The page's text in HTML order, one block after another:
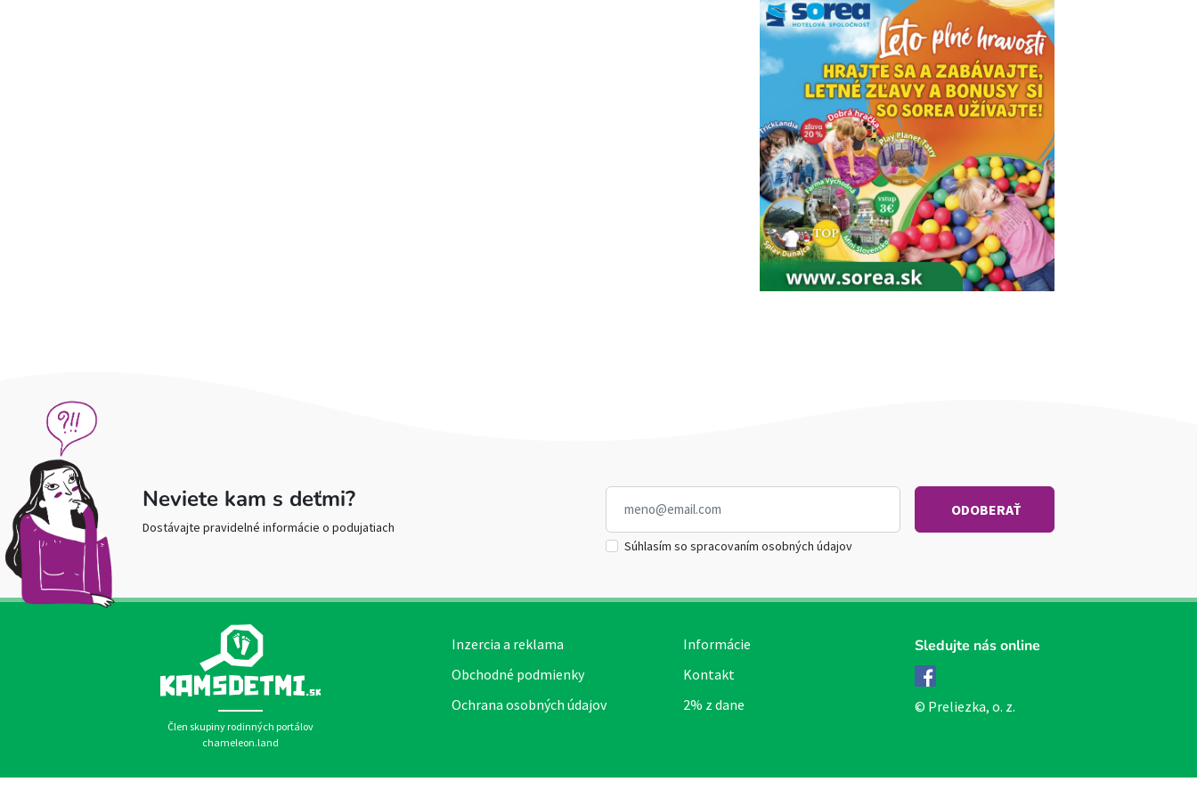
Neviete kam s deťmi?
Dostávajte pravidelné informácie o podujatiach
Súhlasím so spracovaním osobných údajov
Člen skupiny rodinných portálov
chameleon.land
Inzercia a reklama
Obchodné podmienky
Ochrana osobných údajov
Informácie
Kontakt
2% z dane
Sledujte nás online
© Preliezka, o. z.